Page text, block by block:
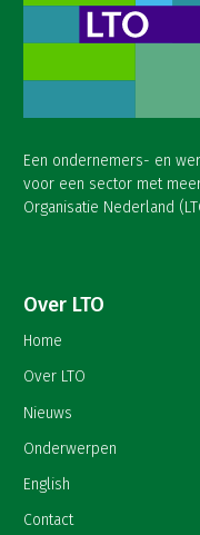
Een ondernemers- en
voor een sector met
Organisatie Nederland
Over LTO
Home
Over LTO
Nieuws
Onderwerpen
English
Contact